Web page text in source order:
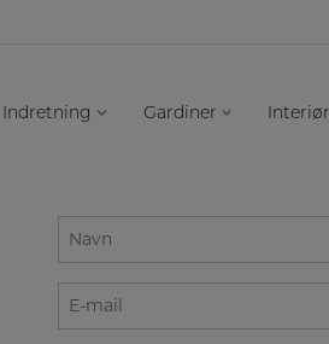
Indretning Gardiner Interiør
Navn
*
E-
mail